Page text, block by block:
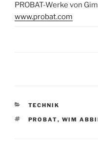
PROBAT-Werke von
www.probat.com
KATEGORIEN
TECHNIK
SCHLAGWÖRTER
PROBAT, WIM